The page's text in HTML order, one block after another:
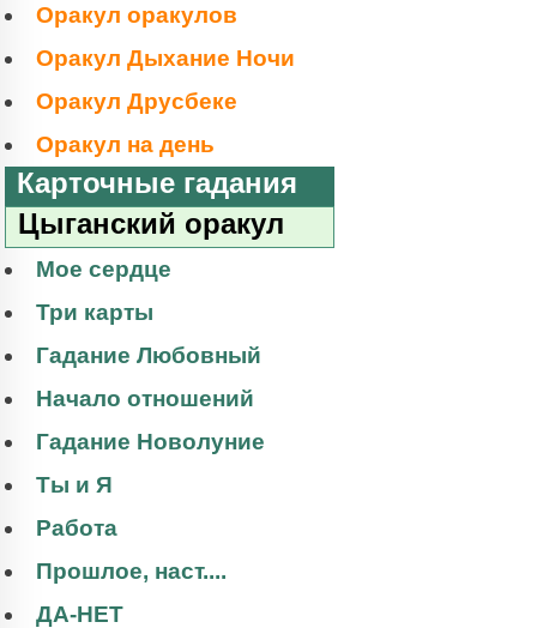
Оракул оракулов
Оракул Дыхание Ночи
Оракул Друсбеке
Оракул на день
Карточные гадания
Цыганский оракул
Мое сердце
Три карты
Гадание Любовный
Начало отношений
Гадание Новолуние
Ты и Я
Работа
Прошлое, наст....
ДА-НЕТ